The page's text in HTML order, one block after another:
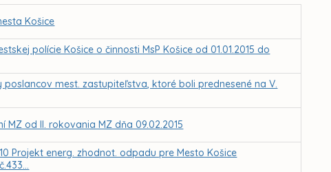
Košice
polície Košice o činnosti MsP Košice od 01.01.2015 do
mest. zastupiteľstva, ktoré boli prednesené na V.
od II. rokovania MZ dňa 09.02.2015
Projekt energ. zhodnot. odpadu pre Mesto Košice